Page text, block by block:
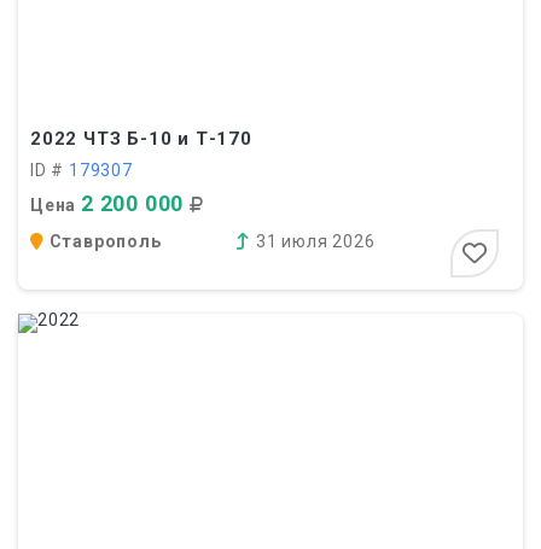
2022 ЧТЗ Б-10 и Т-170
ID # 179307
Цена 2 200 000
Ставрополь 31 июля 2026